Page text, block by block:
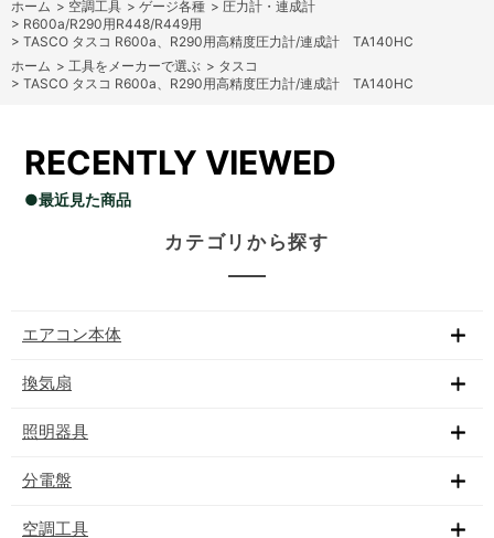
ホーム > 空調工具 > ゲージ各種 > 圧力計・連成計
> R600a/R290用R448/R449用
> TASCO タスコ R600a、R290用高精度圧力計/連成計 TA140HC
ホーム > 工具をメーカーで選ぶ > タスコ
> TASCO タスコ R600a、R290用高精度圧力計/連成計 TA140HC
RECENTLY VIEWED
●最近見た商品
カテゴリから探す
エアコン本体
換気扇
照明器具
分電盤
空調工具